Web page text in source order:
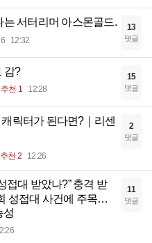
는 서터리머 아스몬골드.
12:32
13
댓글
감?
추천 1 12:28
15
댓글
릭터가 된다면?｜리센
추천 2 12:26
2
댓글
접대 받았나?” 충격 받
성접대 사건에 주목…
성
11
댓글